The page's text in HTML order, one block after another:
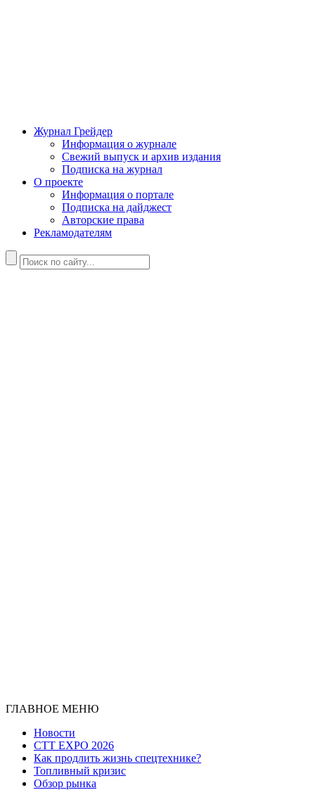
Журнал Грейдер
Информация о журнале
Свежий выпуск и архив издания
Подписка на журнал
О проекте
Информация о портале
Подписка на дайджест
Авторские права
Рекламодателям
ГЛАВНОЕ МЕНЮ
Новости
CTT EXPO 2026
Как продлить жизнь спецтехнике?
Топливный кризис
Обзор рынка